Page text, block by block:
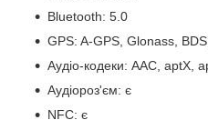
Bluetooth: 5.0
GPS: A-GPS, Glonass,
Аудіо-кодеки: AAC, aptX,
Аудіороз'єм: є
NFC: є